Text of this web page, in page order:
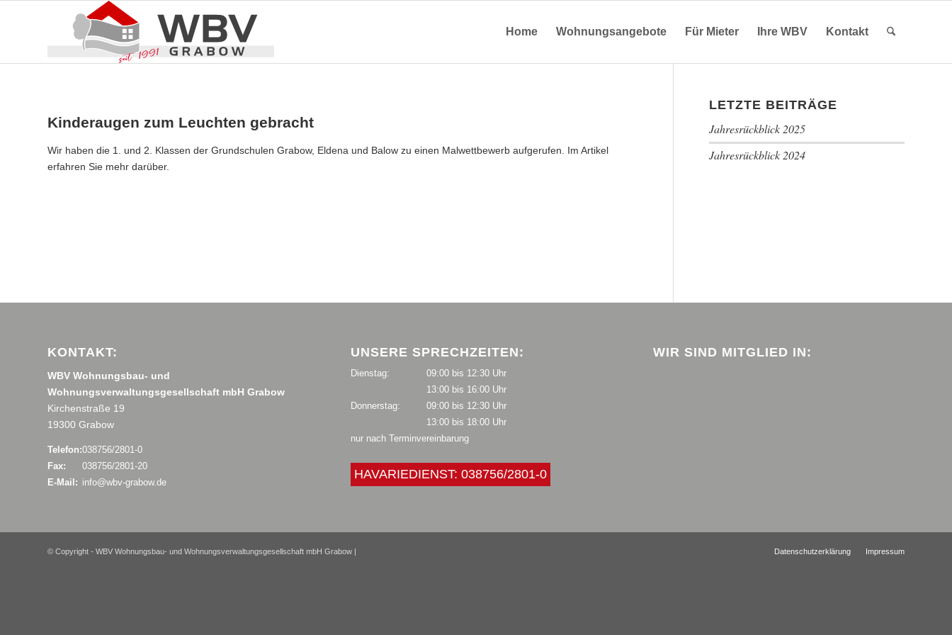
Home Wohnungsangebote Für Mieter Ihre WBV Kontakt
Kinderaugen zum Leuchten gebracht
Wir haben die 1. und 2. Klassen der Grundschulen Grabow, Eldena und Balow zu einen Malwettbewerb aufgerufen. Im Artikel
erfahren Sie mehr darüber.
LETZTE BEITRÄGE
Jahresrückblick 2025
Jahresrückblick 2024
KONTAKT:
WBV Wohnungsbau- und
Wohnungsverwaltungsgesellschaft mbH Grabow
Kirchenstraße 19
19300 Grabow
Telefon:038756/2801-0
Fax:
038756/2801-20
E-Mail: info@wbv-grabow.de
UNSERE SPRECHZEITEN:
Dienstag:
09:00 bis 12:30 Uhr
13:00 bis 16:00 Uhr
Donnerstag:
09:00 bis 12:30 Uhr
13:00 bis 18:00 Uhr
nur nach Terminvereinbarung
HAVARIEDIENST: 038756/2801-0
WIR SIND MITGLIED IN:
© Copyright - WBV Wohnungsbau- und Wohnungsverwaltungsgesellschaft mbH Grabow | Datenschutzerklärung Impressum